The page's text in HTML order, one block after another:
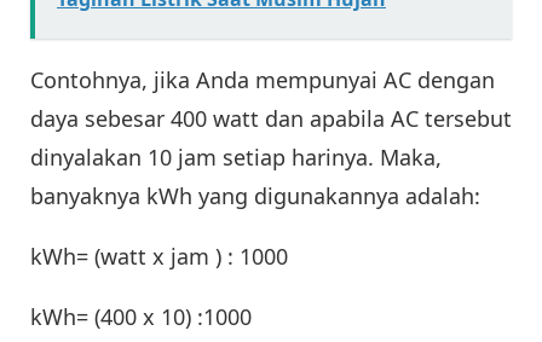
Contohnya, jika Anda mempunyai AC dengan
daya sebesar 400 watt dan apabila AC tersebut
dinyalakan 10 jam setiap harinya. Maka,
banyaknya kWh yang digunakannya adalah:
kWh= (watt x jam ) : 1000
kWh= (400 x 10) :1000